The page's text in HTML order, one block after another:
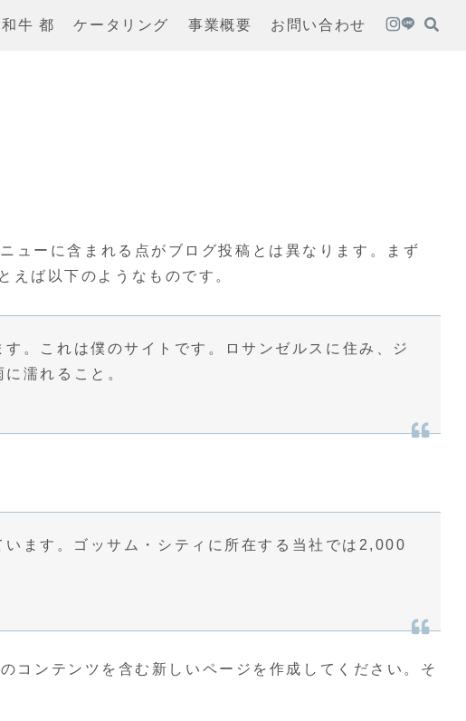
和牛 都 ケータリング 事業概要 お問い合わせ
ューに含まれる点がブログ投稿とは異なります。まず
えば以下のようなものです。
。これは僕のサイトです。ロサンゼルスに住み、ジ
濡れること。
ます。ゴッサム・シティに所在する当社では2,000
コンテンツを含む新しいページを作成してください。そ